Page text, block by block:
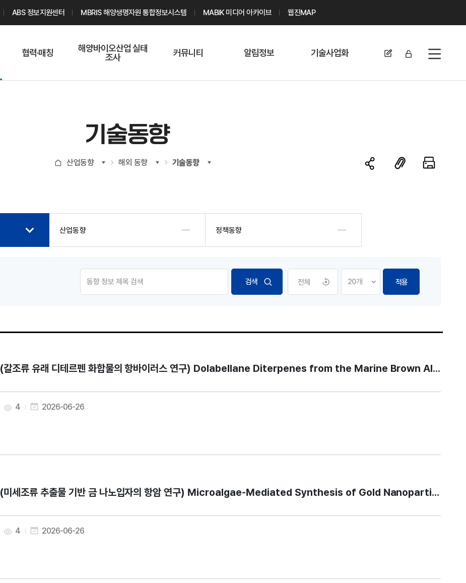
ABS 정보지원센터 MBRIS 해양생명자원 통합정보시스템 MABIK 미디어 아카이브 웹진MAP
전체메뉴
협력·매칭
해양바이오산업 실태
조사
커뮤니티
해양바이오
기업현황
알림정보 기술사업화
기술동향
산업동향 해외 동향 기술동향
산업동향 정책동향
전체 적용
(갈조류 유래 디테르펜 화합물의 항바이러스 연구) Dolabellane Diterpenes from the Marine Brown
4 2026-06-26
(미세조류 추출물 기반 금 나노입자의 항암 연구) Microalgae-Mediated Synthesis of Gold
4 2026-06-26